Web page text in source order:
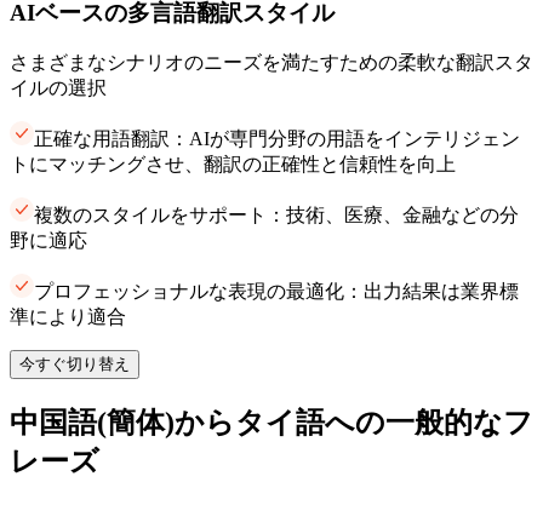
AIベースの多言語翻訳スタイル
さまざまなシナリオのニーズを満たすための柔軟な翻訳スタ
イルの選択
正確な用語翻訳：AIが専門分野の用語をインテリジェン
トにマッチングさせ、翻訳の正確性と信頼性を向上
複数のスタイルをサポート：技術、医療、金融などの分
野に適応
プロフェッショナルな表現の最適化：出力結果は業界標
準により適合
今すぐ切り替え
中国語(簡体)からタイ語への一般的なフ
レーズ